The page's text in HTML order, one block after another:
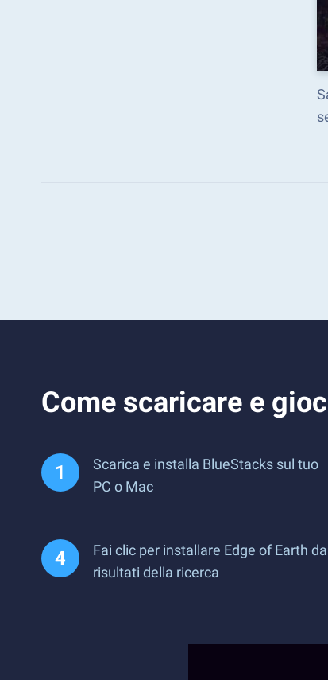
Come scaricare e
Scarica e installa BlueStacks sul tuo
PC o Mac
Fai clic per installare Edge of Earth
risultati della ricerca